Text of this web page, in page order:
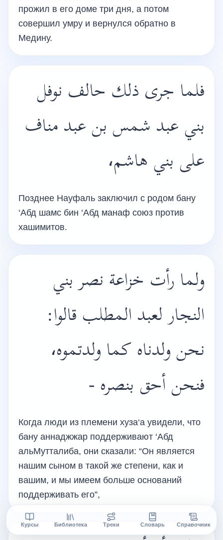
Курсы Библиотека Треки Словарь Справочник
прожил в его доме три дня, а потом
совершил умру и вернулся обратно в
Медину.
فلما جرى ذلك حالف نوفل
بني عبد شمس بن عبد مناف
على بني هاشم،
Позднее Науфаль заключил с родом бану
‘Абд шамс бин ‘Абд манаф союз против
хашимитов.
ولما رأت خزاعة نصر بني
النجار لعبد المطلب قالوا:
نحن ولدناه كما ولدتموه،
فنحن أحق بنصره -
Когда люди из племени хуза‘а увидели, что
бану аннаджжар поддерживают ‘Абд
альМутталиба, они сказали: “Он является
нашим сыном в такой же степени, как и
вашим, и мы имеем больше оснований
поддерживать его”,